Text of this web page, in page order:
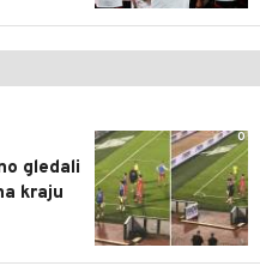
0
gledali
kraju